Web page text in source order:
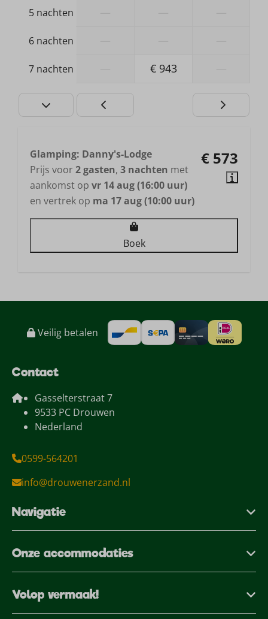
5 nachten
6 nachten
7 nachten € 943
€ 573
Glamping: Danny's-Lodge
Prijs voor2 gasten, 3 nachten met
aankomst op vr 14 aug (16:00 uur)
en vertrek op ma 17 aug (10:00 uur)
Boek
Veilig betalen
Contact
Gasselterstraat 7
9533 PC Drouwen
Nederland
0599-564201
info@drouwenerzand.nl
Navigatie
Onze accommodaties
Volop vermaak!